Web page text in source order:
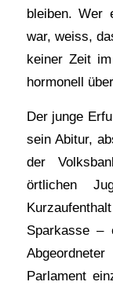
bleiben. Wer
war, weiss,
keiner Zeit
hormonell
Der junge
sein Abitur,
der
örtlichen
Sparkasse
Parlament